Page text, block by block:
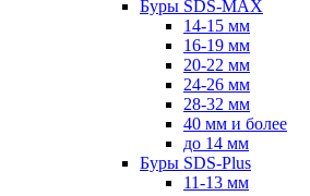
Буры SDS-MAX
14-15 мм
16-19 мм
20-22 мм
24-26 мм
28-32 мм
40 мм и более
до 14 мм
Буры SDS-Plus
11-13 мм